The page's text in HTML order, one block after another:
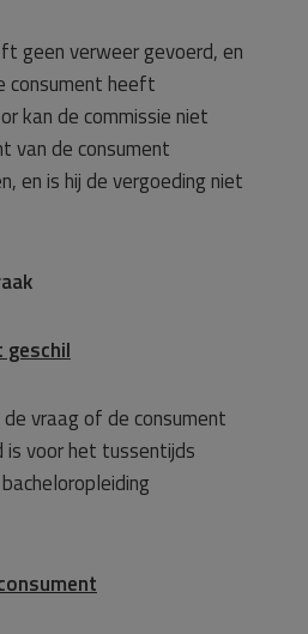
geen verweer gevoerd, en
heeft
kan de commissie niet
van de consument
en is hij de vergoeding niet
geschil
vraag of de consument
is voor het tussentijds